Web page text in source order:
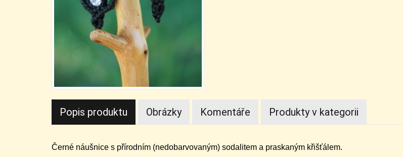
Popis produktu Obrázky Komentáře Produkty v kategorii
Černé náušnice s přírodním (nedobarvovaným) sodalitem a praskaným křišťálem.